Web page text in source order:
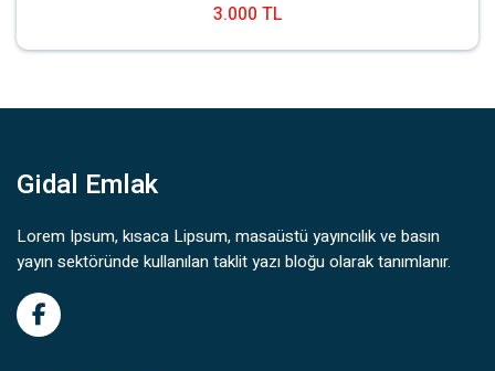
3.000 TL
Gidal Emlak
Lorem Ipsum, kısaca Lipsum, masaüstü yayıncılık ve basın
yayın sektöründe kullanılan taklit yazı bloğu olarak tanımlanır.